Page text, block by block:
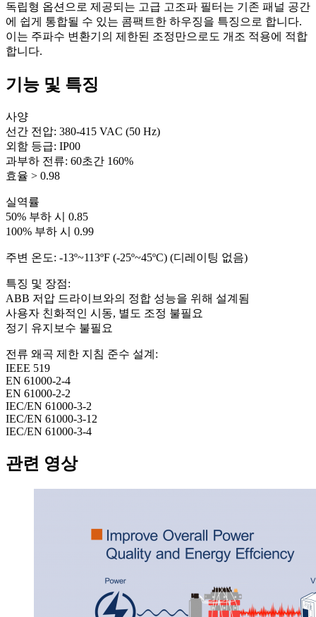
독립형 옵션으로 제공되는 고급 고조파 필터는 기존 패널 공간
에 쉽게 통합될 수 있는 콤팩트한 하우징을 특징으로 합니다.
이는 주파수 변환기의 제한된 조정만으로도 개조 적용에 적합
합니다.
기능 및 특징
사양
선간 전압: 380-415 VAC (50 Hz)
외함 등급: IP00
과부하 전류: 60초간 160%
효율 > 0.98
실역률
50% 부하 시 0.85
100% 부하 시 0.99
주변 온도: -13º~113ºF (-25º~45ºC) (디레이팅 없음)
특징 및 장점:
ABB 저압 드라이브와의 정합 성능을 위해 설계됨
사용자 친화적인 시동, 별도 조정 불필요
정기 유지보수 불필요
전류 왜곡 제한 지침 준수 설계:
IEEE 519
EN 61000-2-4
EN 61000-2-2
IEC/EN 61000-3-2
IEC/EN 61000-3-12
IEC/EN 61000-3-4
관련 영상